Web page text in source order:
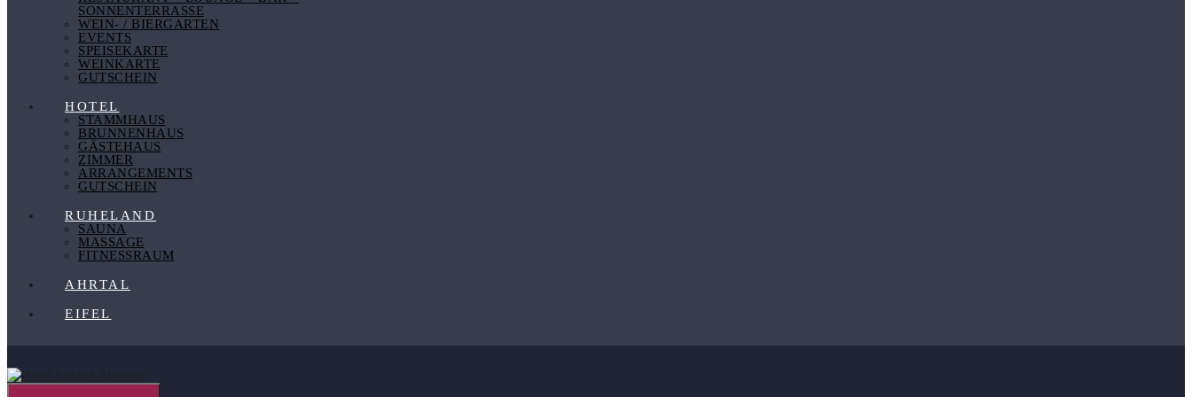
SONNENTERRASSE
WEIN- / BIERGARTEN
EVENTS
SPEISEKARTE
WEINKARTE
GUTSCHEIN
HOTEL
STAMMHAUS
BRUNNENHAUS
GÄSTEHAUS
ZIMMER
ARRANGEMENTS
GUTSCHEIN
RUHELAND
SAUNA
MASSAGE
FITNESSRAUM
AHRTAL
EIFEL